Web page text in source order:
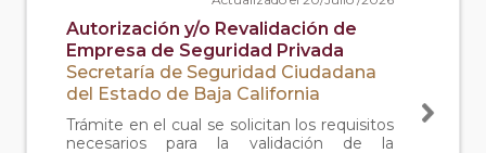
Autorización y/o Revalidación de
Empresa de Seguridad Privada
Secretaría de Seguridad Ciudadana
del Estado de Baja California
Trámite en el cual se solicitan los requisitos
necesarios para la validación de la